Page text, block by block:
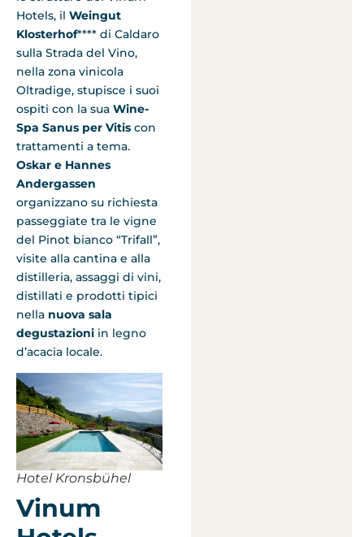
Hotels, il Weingut
Klosterhof**** di Caldaro
sulla Strada del Vino,
nella zona vinicola
Oltradige, stupisce i suoi
ospiti con la sua Wine-
Spa Sanus per Vitis con
trattamenti a tema.
Oskar e Hannes
Andergassen
organizzano su richiesta
passeggiate tra le vigne
del Pinot bianco “Trifall”,
visite alla cantina e alla
distilleria, assaggi di vini,
distillati e prodotti tipici
nella nuova sala
degustazioni in legno
d’acacia locale.
Hotel Kronsbühel
Vinum